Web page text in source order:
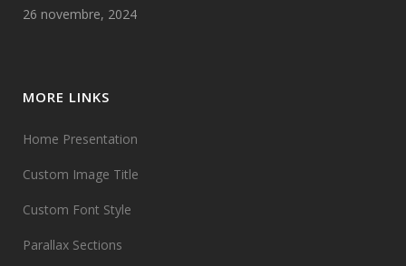
26 novembre, 2024
MORE LINKS
Home Presentation
Custom Image Title
Custom Font Style
Parallax Sections